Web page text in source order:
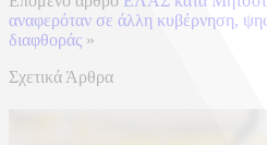
αναφερόταν σε άλλη κυβέρνηση,
διαφθοράς »
Σχετικά Άρθρα